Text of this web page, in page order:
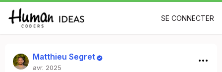
SE CONNECTER
Matthieu Segret
avr. 2025